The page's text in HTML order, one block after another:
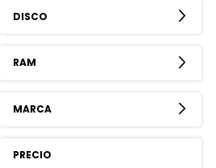
DISCO
RAM
MARCA
PRECIO